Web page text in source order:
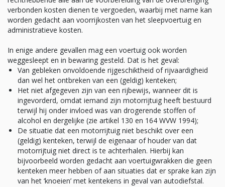
verbonden kosten dienen te vergoeden, waarbij met name kan
worden gedacht aan voorrijkosten van het sleepvoertuig en
administratieve kosten.
In enige andere gevallen mag een voertuig ook worden
weggesleept en in bewaring gesteld. Dat is het geval:
Van gebleken onvoldoende rijgeschiktheid of rijvaardigheid
dan wel het ontbreken van een (geldig) kenteken;
Het niet afgegeven zijn van een rijbewijs, wanneer dit is
ingevorderd, omdat iemand zijn motorrijtuig heeft bestuurd
terwijl hij onder invloed was van drogerende stoffen of
alcohol en dergelijke (zie artikel 130 en 164 WVW 1994);
De situatie dat een motorrijtuig niet beschikt over een
(geldig) kenteken, terwijl de eigenaar of houder van dat
motorrijtuig niet direct is te achterhalen. Hierbij kan
bijvoorbeeld worden gedacht aan voertuigwrakken die geen
kenteken meer hebben of aan situaties dat er sprake kan zijn
van het ‘knoeien’ met kentekens in geval van autodiefstal.